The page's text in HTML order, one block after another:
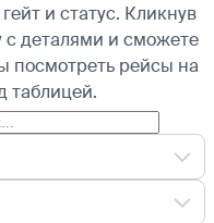
и статус. Кликнув
с деталями и сможете
посмотреть рейсы на
таблицей.